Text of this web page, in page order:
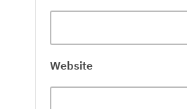
Website